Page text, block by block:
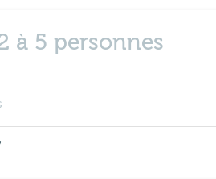
à 5 personnes